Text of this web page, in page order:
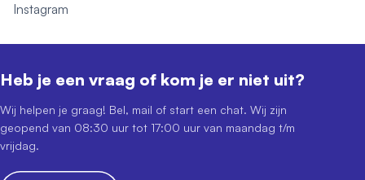
Instagram
Heb je een vraag of kom je er niet uit?
Wij helpen je graag! Bel, mail of start een chat. Wij zijn
geopend van 08:30 uur tot 17:00 uur van maandag t/m
vrijdag.